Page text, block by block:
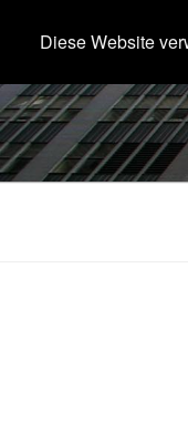
InhaltDiese Website